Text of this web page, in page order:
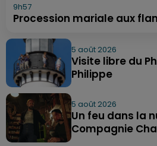
9h57
Procession mariale aux
5 août 2026
Visite libre du
Philippe
5 août 2026
Un feu dans la
Compagnie